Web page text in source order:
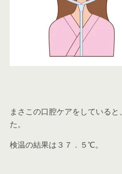
まさこの口腔ケアをしている
た。
検温の結果は３７．５℃。